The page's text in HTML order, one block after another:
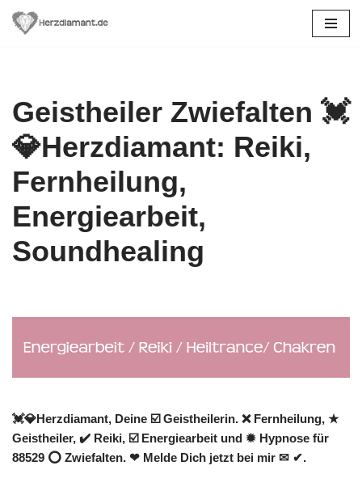
Geistheiler Zwiefalten 💓️
💎Herzdiamant: Reiki,
Fernheilung,
Energiearbeit,
Soundhealing
💓️💎Herzdiamant, Deine ☑️ Geistheilerin. ❌ Fernheilung, ★
Geistheiler, ✔️ Reiki, ☑️ Energiearbeit und ✹ Hypnose für
88529 ⭕ Zwiefalten. ❤ Melde Dich jetzt bei mir ✉ ✔.